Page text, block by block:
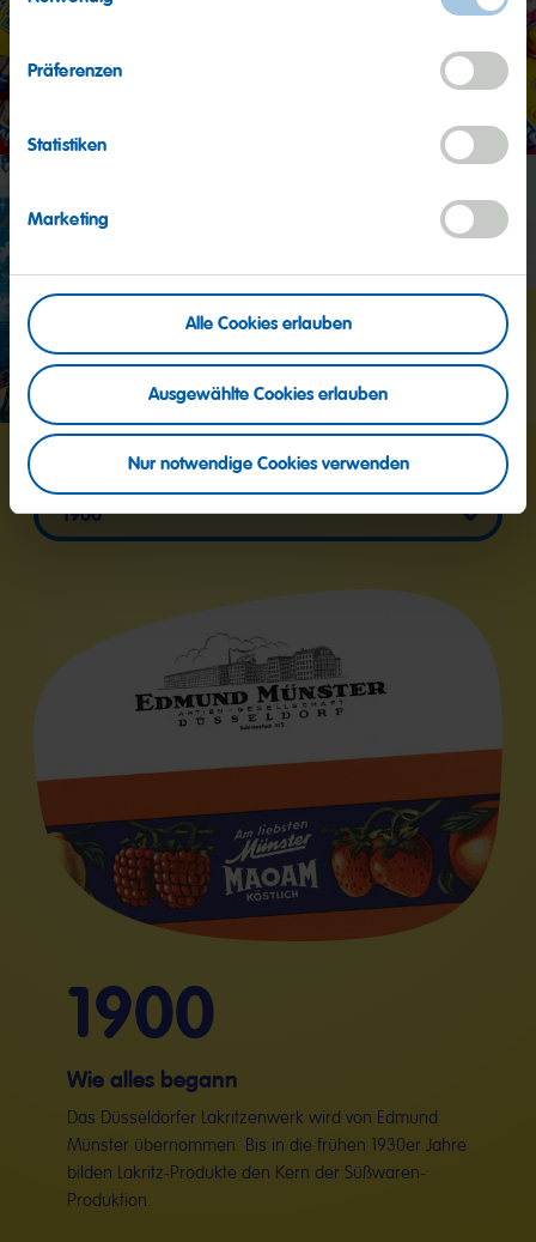
Präferenzen
Statistiken
Marketing
Alle Cookies erlauben
Ausgewählte Cookies erlauben
Nur notwendige Cookies verwenden
zu Instagram
1900
Wie alles begann
Das Düsseldorfer Lakritzenwerk wird von Edmund
Münster übernommen. Bis in die frühen 1930er Jahre
bilden Lakritz-Produkte den Kern der Süßwaren-
Produktion.